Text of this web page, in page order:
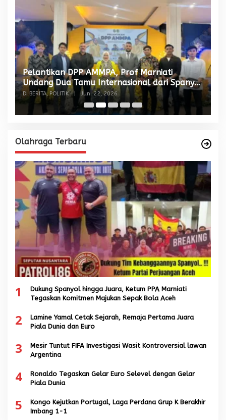
Pelantikan DPP AMMPA, Prof Marniati
Undang Dua Tamu Internasional dari Spanyol
dan Malaysia
Di BERITA, POLITIK Juni 22, 2026
Olahraga Terbaru
1
Dukung Spanyol hingga Juara, Ketum PPA Marniati
Tegaskan Komitmen Majukan Sepak Bola Aceh
2
Lamine Yamal Cetak Sejarah, Remaja Pertama Juara
Piala Dunia dan Euro
3
Mesir Tuntut FIFA Investigasi Wasit Kontroversial lawan
Argentina
4
Ronaldo Tegaskan Gelar Euro Selevel dengan Gelar
Piala Dunia
5
Kongo Kejutkan Portugal, Laga Perdana Grup K Berakhir
Imbang 1-1